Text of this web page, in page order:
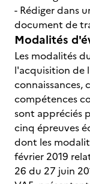
- Rédiger dans
document de
Modalités
Les modalités
l'acquisition de
connaissances,
compétences
sont appréciés
cinq épreuves
dont les
février 2019
26 du 27 juin